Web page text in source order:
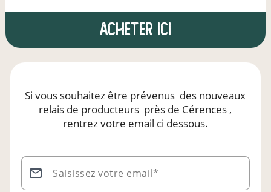
Acheter ici
Si vous souhaitez être prévenus des nouveaux
relais de producteurs près de Cérences ,
rentrez votre email ci dessous.
Saisissez votre email*